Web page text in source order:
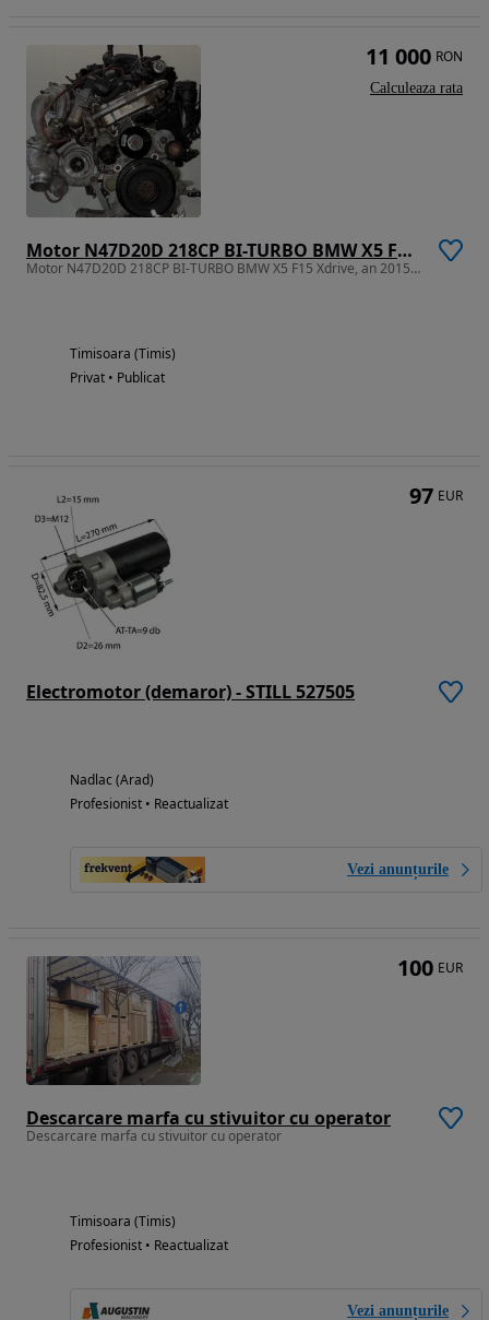
Motor N47D20D 218CP BI-TURBO BMW X5 F15 Xdrive, an 2015 120.000 km
Motor N47D20D 218CP BI-TURBO BMW X5 F15 Xdrive, an 2015 120.000 km
Timisoara (Timis)
Privat • Publicat
11 000 RON
Calculeaza rata
Electromotor (demaror) - STILL 527505
Nadlac (Arad)
Profesionist • Reactualizat
Vezi anunțurile
97 EUR
Descarcare marfa cu stivuitor cu operator
Descarcare marfa cu stivuitor cu operator
Timisoara (Timis)
Profesionist • Reactualizat
Vezi anunțurile
100 EUR